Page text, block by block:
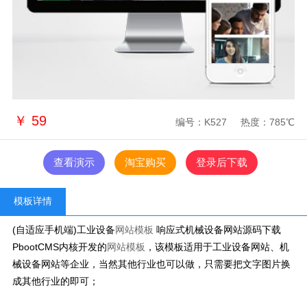
￥ 59 热度：785℃
编号：K527
查看演示 淘宝购买 登录后下载
模板详情
(自适应手机端)工业设备网站模板 响应式机械设备网站源码下载
PbootCMS内核开发的网站模板 ，该模板适用于工业设备网站、机
械设备网站等企业，当然其他行业也可以做，只需要把文字图片换
成其他行业的即可；